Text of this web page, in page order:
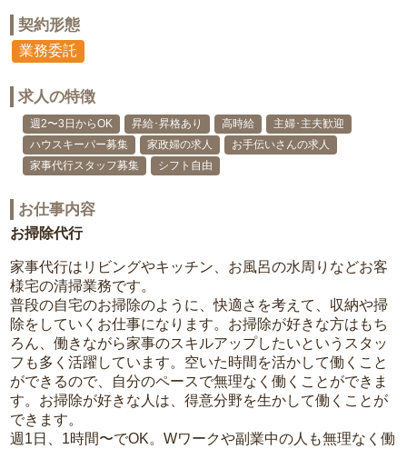
契約形態
業務委託
求人の特徴
週2〜3日からOK 昇給･昇格あり 高時給
主婦･主夫歓迎
ハウスキーパー募集
家政婦の求人
お手伝いさんの求人
家事代行スタッフ募集
シフト自由
お仕事内容
お掃除代行
家事代行はリビングやキッチン、お風呂の水周りなどお客
様宅の清掃業務です。
普段の自宅のお掃除のように、快適さを考えて、収納や掃
除をしていくお仕事になります。お掃除が好きな方はもち
ろん、働きながら家事のスキルアップしたいというスタッ
フも多く活躍しています。空いた時間を活かして働くこと
ができるので、自分のペースで無理なく働くことができま
す。お掃除が好きな人は、得意分野を生かして働くことが
できます。
週1日、1時間〜でOK。Wワークや副業中の人も無理なく働